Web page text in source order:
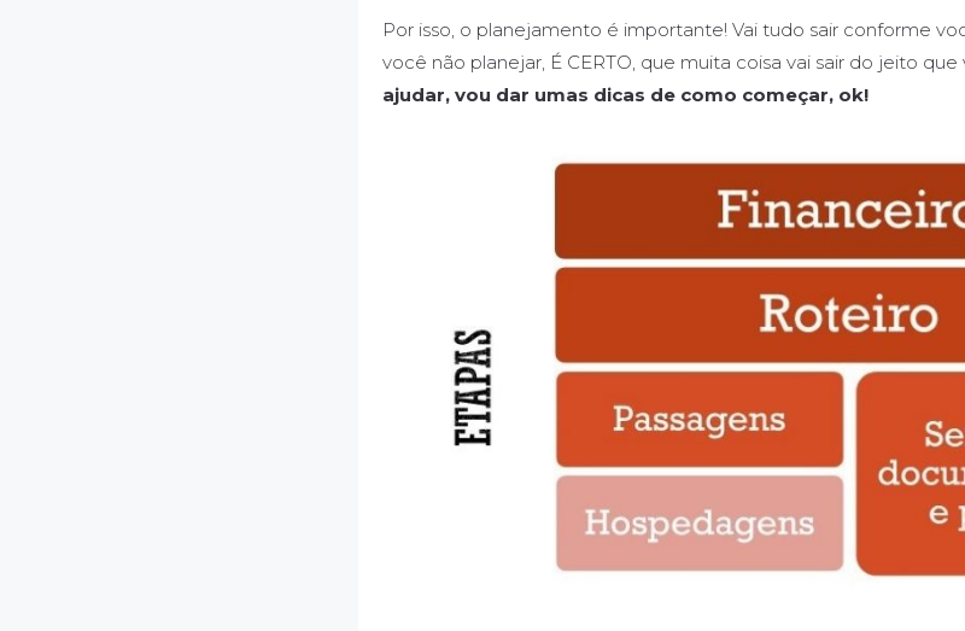
Por isso, o planejamento é importante! Vai tudo sair conforme
você não planejar, É CERTO, que muita coisa vai sair do jeito
ajudar, vou dar umas dicas de como começar, ok!